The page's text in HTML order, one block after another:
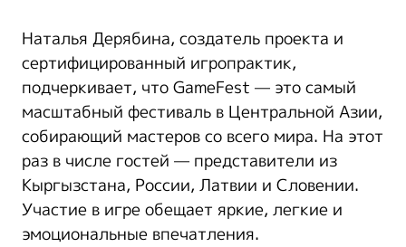
Наталья Дерябина, создатель проекта и
сертифицированный игропрактик,
подчеркивает, что GameFest — это самый
масштабный фестиваль в Центральной Азии,
собирающий мастеров со всего мира. На этот
раз в числе гостей — представители из
Кыргызстана, России, Латвии и Словении.
Участие в игре обещает яркие, легкие и
эмоциональные впечатления.